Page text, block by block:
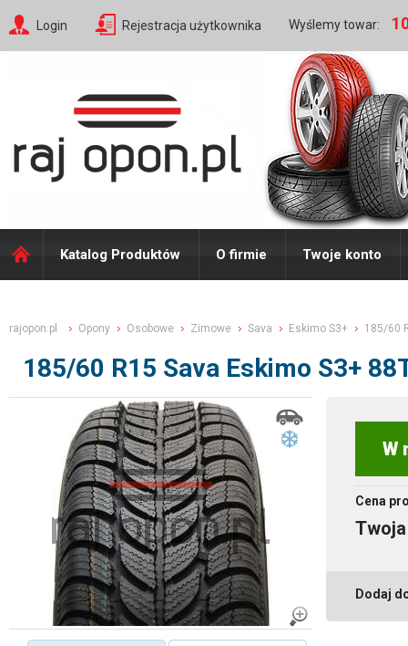
Login Rejestracja użytkownika Wyślemy towar:
Katalog Produktów O firmie Twoje konto
rajopon.pl Opony Osobowe Zimowe Sava Eskimo S3+ 185/60
185/60 R15 Sava Eskimo S3+
W
Cena
Dodaj